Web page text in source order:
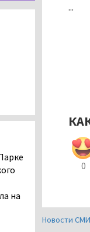
...
0
Новости
на